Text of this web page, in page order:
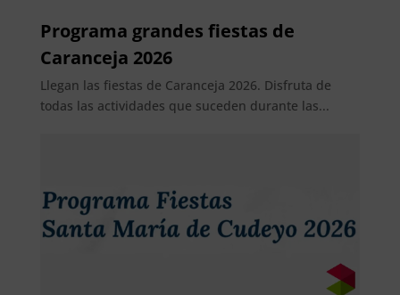
Programa grandes fiestas de
Caranceja 2026
Llegan las fiestas de Caranceja 2026. Disfruta de
todas las actividades que suceden durante las...